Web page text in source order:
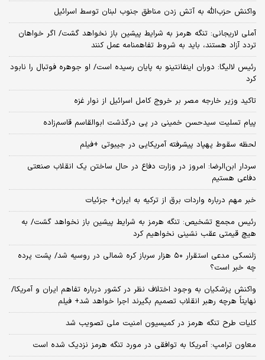
واکنش حزب‌الله به آتش‌ زدن مناطق جنوب لبنان توسط اسرائیل
آملی لاریجانی: تنگه هرمز به شرایط پیشین باز نخواهد گشت/ اگر خواهان
تردد آزاد هستند، باید به شروط تفاهمنامه عمل کنند
رئیس لالیگا: دوران اینفانتینو به پایان رسیده است/ او جوهره فوتبال را نابود
کرد
تاکید وزیر خارجه مصر بر خروج کامل اسرائیل از نوار غزه
پیام تسلیت سیدحسن خمینی در پی درگذشت ابوالقاسم قاسم‌زاده
لحظه سقوط پهپاد پیشرفته آمریکایی در جیبوتی +فیلم
سردار ابن‌الرضا: امروز در وزارت دفاع در حال ساختن یک انقلاب صنعتی
دفاعی هستیم
خبر مهم درباره واردات برق از ترکیه به ایران+ جزئیات
رئیس مجمع تشخیص: تنگه هرمز به شرایط پیشین باز نخواهد گشت/ به
هیچ قیمتی عقب نشینی نخواهیم کرد
زلنسکی مدعی استقرار ۵۰ هزار سرباز کره‌ شمالی در روسیه شد/ پشت پرده
چه خبر است؟
واکنش پزشکیان به وجود اختلاف نظر در کشور درباره تفاهم ایران و آمریکا/
نهایتاً هرچه رهبر انقلاب تصمیم بگیرند اجرا خواهد شد+ فیلم
کلیات طرح تنگه هرمز در کمیسیون امنیت ملی تصویب شد
معاون ترامپ: آمریکا به توافقی در مورد تنگه هرمز نزدیک شده است